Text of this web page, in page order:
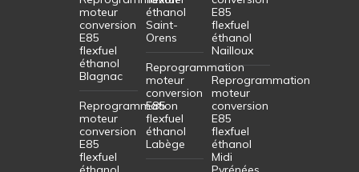
moteur
conversion
E85
flexfuel
éthanol
Blagnac
Reprogrammation
moteur
conversion
E85
flexfuel
éthanol
Saint-
Orens
Reprogrammation
moteur
conversion
E85
flexfuel
éthanol
Labège
E85
flexfuel
éthanol
Nailloux
Reprogrammation
moteur
conversion
E85
flexfuel
éthanol
Midi